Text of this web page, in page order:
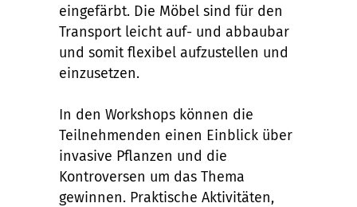
eingefärbt. Die Möbel sind für den
Transport leicht auf- und abbaubar
und somit flexibel aufzustellen und
einzusetzen.
In den Workshops können die
Teilnehmenden einen Einblick über
invasive Pflanzen und die
Kontroversen um das Thema
gewinnen. Praktische Aktivitäten,